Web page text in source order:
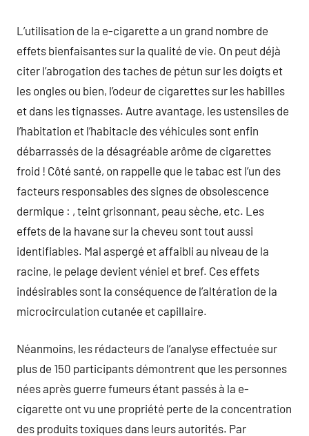
L’utilisation de la e-cigarette a un grand nombre de
effets bienfaisantes sur la qualité de vie. On peut déjà
citer l’abrogation des taches de pétun sur les doigts et
les ongles ou bien, l’odeur de cigarettes sur les habilles
et dans les tignasses. Autre avantage, les ustensiles de
l’habitation et l’habitacle des véhicules sont enfin
débarrassés de la désagréable arôme de cigarettes
froid ! Côté santé, on rappelle que le tabac est l’un des
facteurs responsables des signes de obsolescence
dermique : , teint grisonnant, peau sèche, etc. Les
effets de la havane sur la cheveu sont tout aussi
identifiables. Mal aspergé et affaibli au niveau de la
racine, le pelage devient véniel et bref. Ces effets
indésirables sont la conséquence de l’altération de la
microcirculation cutanée et capillaire.
Néanmoins, les rédacteurs de l’analyse effectuée sur
plus de 150 participants démontrent que les personnes
nées après guerre fumeurs étant passés à la e-
cigarette ont vu une propriété perte de la concentration
des produits toxiques dans leurs autorités. Par